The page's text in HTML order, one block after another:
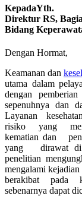
KepadaYth.
Direktur RS,
Bidang
Dengan Hormat,
Keamanan dan
utama dalam
dengan
sepenuhnya
Layanan
risiko yang
kematian dan
yang dirawat di
penelitian
mengalami
berakibat pada
sebenarnya dapat